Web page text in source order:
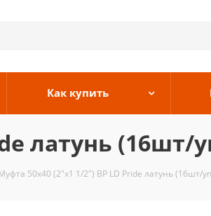
Как купить
латунь (16шт/
50х40 (2"х1 1/2") ВР LD Pride латунь (16шт/